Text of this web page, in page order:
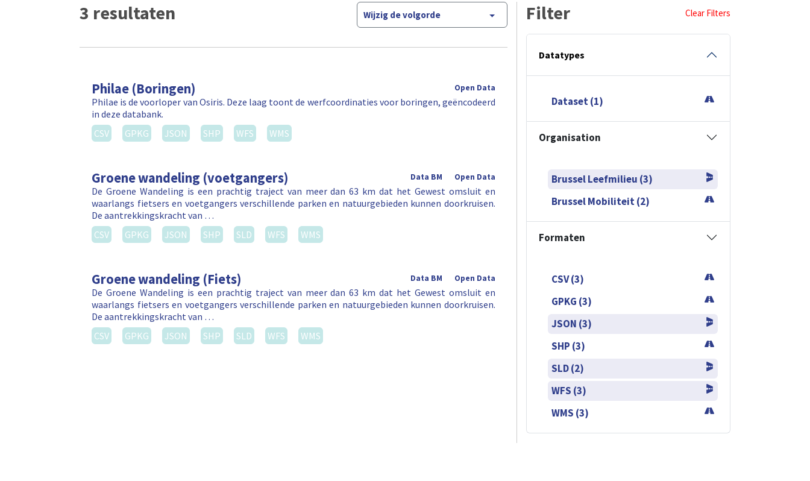
3 resultaten Wijzig de volgorde
Philae (Boringen) Open Data
Philae is de voorloper van Osiris. Deze laag toont de werfcoordinaties voor boringen, geëncodeerd
in deze databank.
CSV
GPKG JSON SHP WFS WMS
Groene wandeling (voetgangers) Open Data
Data BM
De Groene Wandeling is een prachtig traject van meer dan 63 km dat het Gewest omsluit en
waarlangs fietsers en voetgangers verschillende parken en natuurgebieden kunnen doorkruisen.
De aantrekkingskracht van …
CSV
GPKG JSON SHP SLD WFS WMS
Groene wandeling (Fiets) Open Data
Data BM
De Groene Wandeling is een prachtig traject van meer dan 63 km dat het Gewest omsluit en
waarlangs fietsers en voetgangers verschillende parken en natuurgebieden kunnen doorkruisen.
De aantrekkingskracht van …
CSV
GPKG JSON SHP SLD WFS WMS
Filter Clear Filters
Datatypes
Dataset (1)
Organisation
Brussel Leefmilieu (3)
Brussel Mobiliteit (2)
Formaten
CSV (3)
GPKG (3)
JSON (3)
SHP (3)
SLD (2)
WFS (3)
WMS (3)